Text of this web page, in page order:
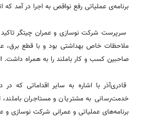
برنامه‌ی عملیاتی رفع نواقص به اجرا در آمد
سرپرست شرکت نوسازی و عمران چیتگر تاکید
ملاحظات خاص بهداشتی بود و با قطع برق،
صاحبین کسب و کار باملند را به همراه داشت.
قادری‌آذر با اشاره به سایر اقداماتی
خدمت‌رسانی به مشتریان و مستاجران
برنامه‌های عملیاتی و عمرانی شرکت نوسازی و